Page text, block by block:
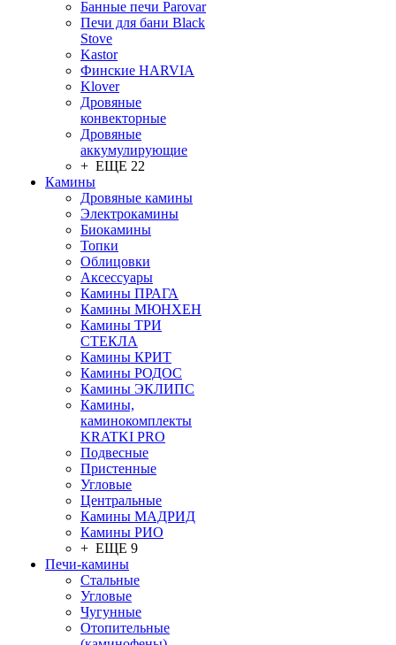
Банные печи Parovar
Печи для бани Black
Stove
Kastor
Финские HARVIA
Klover
Дровяные
конвекторные
Дровяные
аккумулирующие
+ ЕЩЕ 22
Камины
Дровяные камины
Электрокамины
Биокамины
Топки
Облицовки
Аксессуары
Камины ПРАГА
Камины МЮНХЕН
Камины ТРИ
СТЕКЛА
Камины КРИТ
Камины РОДОС
Камины ЭКЛИПС
Камины,
каминокомплекты
KRATKI PRO
Подвесные
Пристенные
Угловые
Центральные
Камины МАДРИД
Камины РИО
+ ЕЩЕ 9
Печи-камины
Стальные
Угловые
Чугунные
Отопительные